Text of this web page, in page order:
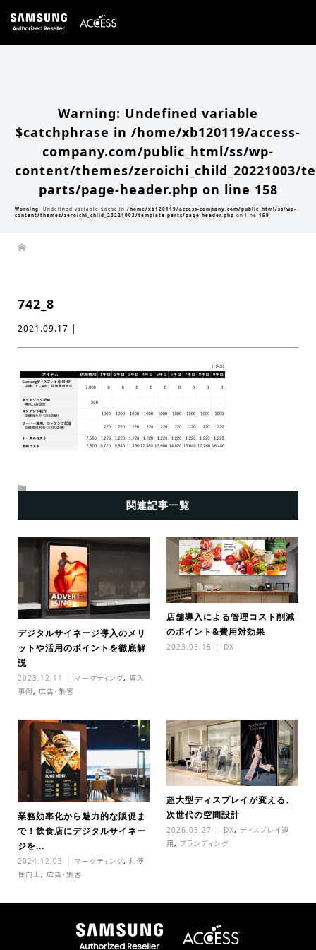
Warning : Attempt to read property "slug" on null in
company.com/public_html/ss/wp-content/themes/zeroichi_child_20221003/single.php
Warning: Undefined variable
$catchphrase in /home/xb120119/access-
company.com/public_html/ss/wp-
content/themes/zeroichi_child_20221003/
parts/page-header.php on line 158
Warning: Undefined variable $desc in /home/xb120119/access-company.com/public_html/ss/wp-
content/themes/zeroichi_child_20221003/template-parts/page-header.php on line 159
742_8
2021.09.17 |
関連記事一覧
デジタルサイネージ導入のメリ
ットや活用のポイントを徹底解
説
2023.12.11 マーケティング, 導入
事例, 広告・集客
店舗導入による管理コスト削減
のポイント&費用対効果
2023.05.15 DX
業務効率化から魅力的な販促ま
で！飲食店にデジタルサイネー
ジを...
2024.12.03 マーケティング, 利便
性向上, 広告・集客
超大型ディスプレイが変える、
次世代の空間設計
2026.03.27 DX, ディスプレイ運
用,ブランディング